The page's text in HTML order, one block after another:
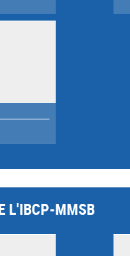
L'IBCP-MMSB